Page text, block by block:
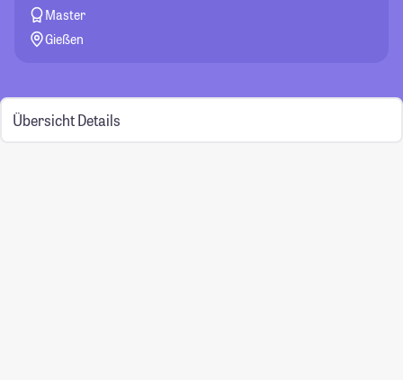
Master
Gießen
Übersicht Details